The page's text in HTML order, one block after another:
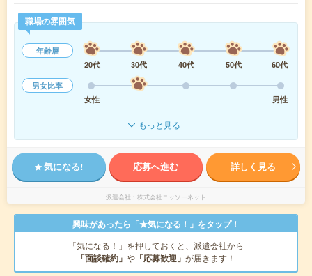
職場の雰囲気
年齢層
20代
30代 40代 50代
60代
男女比率
女性
男性
もっと見る
気になる! 応募へ進む 詳しく見る
派遣会社 株式会社ニッソーネット
興味があったら「★気になる！」をタップ！
「気になる！」を押しておくと、派遣会社から
「面談確約」 や 「応募歓迎」 が届きます！